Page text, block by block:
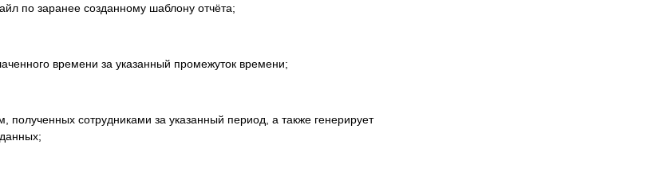
по заранее созданному шаблону отчёта;
времени за указанный промежуток времени;
сотрудниками за указанный период, а также генерирует